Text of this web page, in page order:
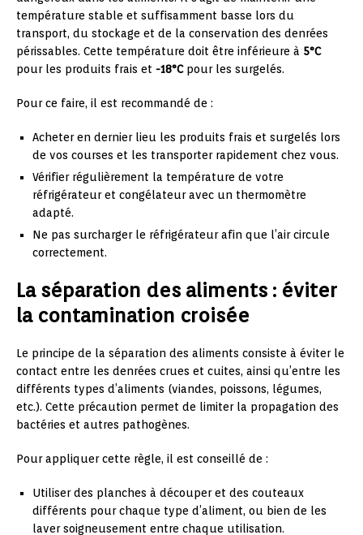
température stable et suffisamment basse lors du
transport, du stockage et de la conservation des denrées
périssables. Cette température doit être inférieure à 5°C
pour les produits frais et -18°Cpour les surgelés.
Pour ce faire, il est recommandé de :
Acheter en dernier lieu les produits frais et surgelés lors
de vos courses et les transporter rapidement chez vous.
Vérifier régulièrement la température de votre
réfrigérateur et congélateur avec un thermomètre
adapté.
Ne pas surcharger le réfrigérateur afin que l’air circule
correctement.
La séparation des aliments : éviter
la contamination croisée
Le principe de la séparation des aliments consiste à éviter le
contact entre les denrées crues et cuites, ainsi qu’entre les
différents types d’aliments (viandes, poissons, légumes,
etc.). Cette précaution permet de limiter la propagation des
bactéries et autres pathogènes.
Pour appliquer cette règle, il est conseillé de :
Utiliser des planches à découper et des couteaux
différents pour chaque type d’aliment, ou bien de les
laver soigneusement entre chaque utilisation.